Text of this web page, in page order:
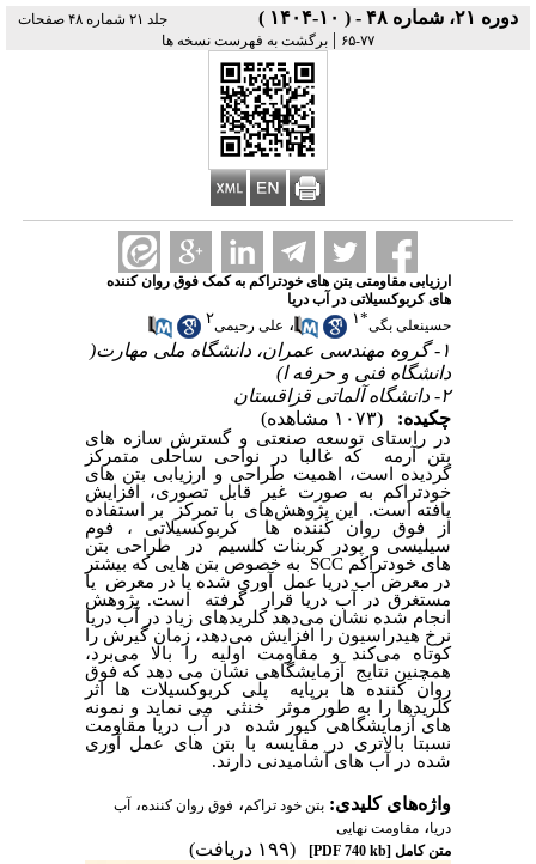
دوره ۲۱، شماره ۴۸ - ( ۱۰-۱۴۰۴ )
جلد ۲۱ شماره ۴۸ صفحات
۷۷-۶۵
| برگشت به فهرست نسخه ها
ارزیابی مقاومتی بتن های خودتراکم به کمک فوق روان کننده
های کربوکسیلاتی در آب دریا
حسینعلی بگی*۱ ، علی رحیمی۲
۱- گروه مهندسی عمران، دانشگاه ملی مهارت(
دانشگاه فنی و حرفه ا)
۲- دانشگاه آلماتی قزاقستان
چکیده:
(۱۰۷۳ مشاهده)
در راستای توسعه صنعتی و گسترش سازه های
بتن آرمه که غالبا در نواحی ساحلی متمرکز
گردیده است، اهمیت طراحی و ارزیابی بتن های
خودتراکم به صورت غیر قابل تصوری، افزایش
یافته است. این پژوهش‌های با تمرکز بر استفاده
از فوق روان کننده ها کربوکسیلاتی ، فوم
سیلیسی و پودر کربنات کلسیم در طراحی بتن
های خودتراکم SCC به خصوص بتن هایی که بیشتر
در معرض آب دریا عمل آوری شده یا در معرض یا
مستغرق در آب دریا قرار گرفته است. پژوهش
انجام شده نشان می‌دهد کلریدهای زیاد در آب دریا
نرخ هیدراسیون را افزایش می‌دهد، زمان گیرش را
کوتاه می‌کند و مقاومت اولیه را بالا می‌برد،
همچنین نتایج آزمایشگاهی نشان می دهد که فوق
روان کننده ها برپایه پلی کربوکسیلات ها اثر
کلریدها را به طور موثر خنثی می نماید و نمونه
های آزمایشگاهی کیور شده در آب دریا مقاومت
نسبتا بالاتری در مقایسه با بتن های عمل آوری
شده در آب های آشامیدنی دارند.
واژه‌های کلیدی: بتن خود تراکم ، فوق روان کننده،آب
دریا، مقاومت نهایی
متن کامل [PDF 740 kb] (۱۹۹ دریافت)